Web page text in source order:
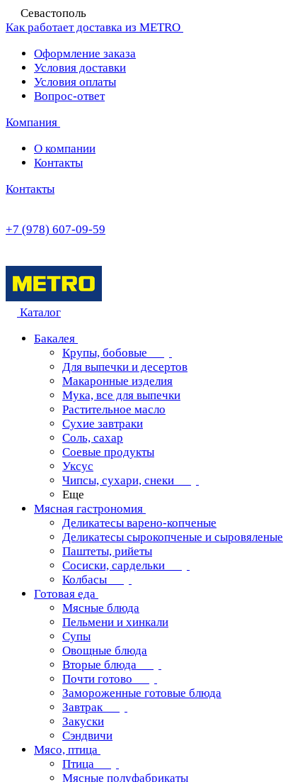
Севастополь
Как работает доставка из METRO
Оформление заказа
Условия доставки
Условия оплаты
Вопрос-ответ
Компания
О компании
Контакты
Контакты
+7 (978) 607-09-59
Каталог
Бакалея
Крупы, бобовые
Для выпечки и десертов
Макаронные изделия
Мука, все для выпечки
Растительное масло
Сухие завтраки
Соль, сахар
Соевые продукты
Уксус
Чипсы, сухари, снеки
Еще
Мясная гастрономия
Деликатесы варено-копченые
Деликатесы сырокопченые и сыровяленые
Паштеты, рийеты
Сосиски, сардельки
Колбасы
Готовая еда
Мясные блюда
Пельмени и хинкали
Супы
Овощные блюда
Вторые блюда
Почти готово
Замороженные готовые блюда
Завтрак
Закуски
Сэндвичи
Мясо, птица
Птица
Мясные полуфабрикаты